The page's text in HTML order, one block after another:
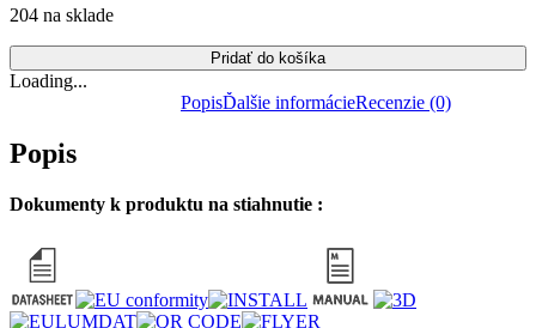
204 na sklade
Pridať do košíka
Loading...
PopisĎalšie informácieRecenzie (0)
Popis
Dokumenty k produktu na stiahnutie :